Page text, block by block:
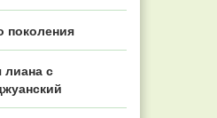
поколения
лиана с